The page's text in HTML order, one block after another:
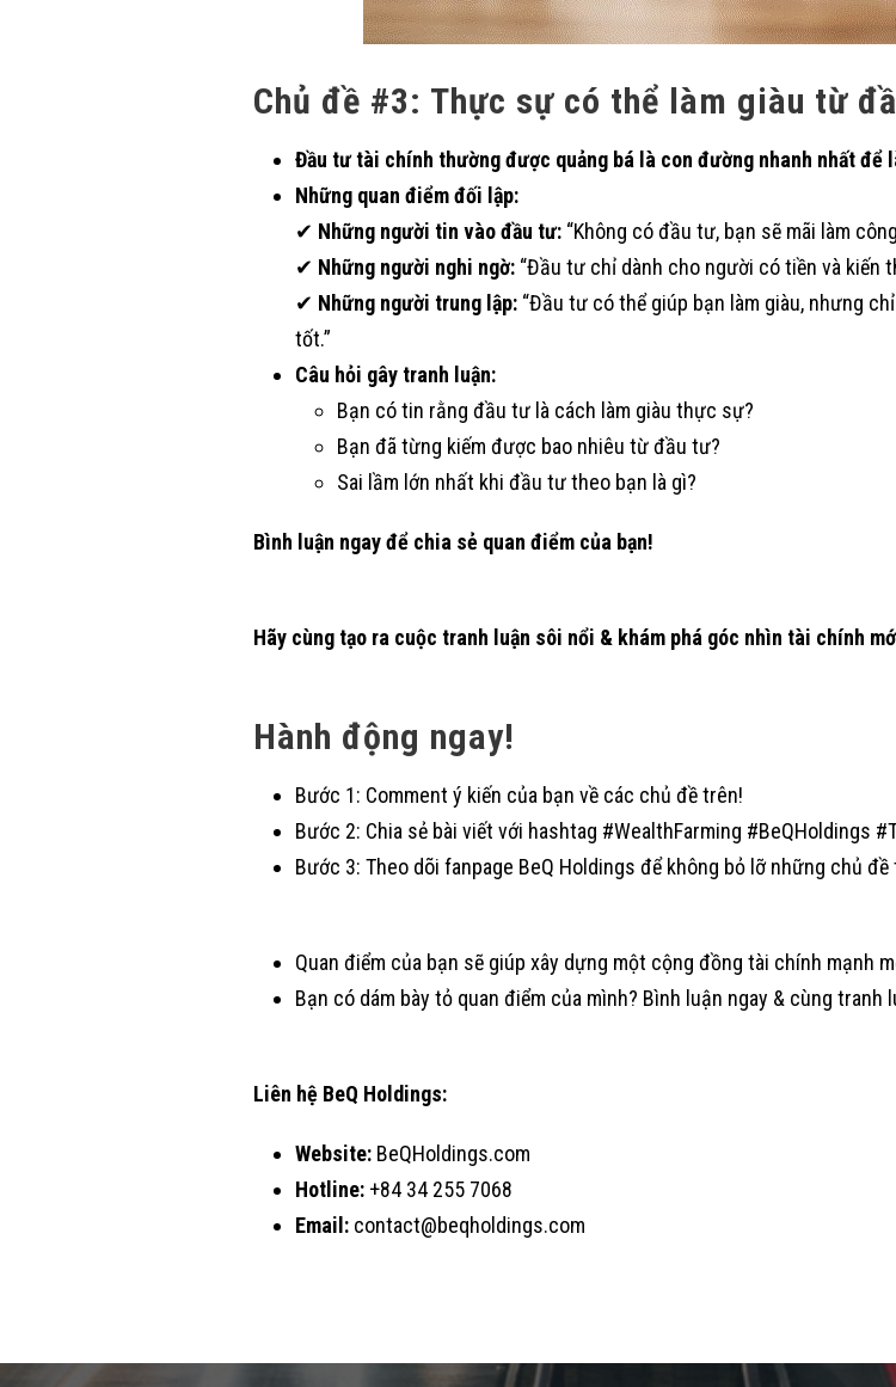
Chủ đề #3: Thực sự có thể làm giàu từ
Đầu tư tài chính thường được quảng bá là con đường nhanh nhất
Những quan điểm đối lập:
✔ Những người tin vào đầu tư: “Không có đầu tư, bạn sẽ mãi làm
✔ Những người nghi ngờ: “Đầu tư chỉ dành cho người có tiền và kiến
✔ Những người trung lập: “Đầu tư có thể giúp bạn làm giàu, nhưng
tốt.”
Câu hỏi gây tranh luận:
Bạn có tin rằng đầu tư là cách làm giàu thực sự?
Bạn đã từng kiếm được bao nhiêu từ đầu tư?
Sai lầm lớn nhất khi đầu tư theo bạn là gì?
Bình luận ngay để chia sẻ quan điểm của bạn!
Hãy cùng tạo ra cuộc tranh luận sôi nổi & khám phá góc nhìn tài chính
Hành động ngay!
Bước 1: Comment ý kiến của bạn về các chủ đề trên!
Bước 2: Chia sẻ bài viết với hashtag #WealthFarming #BeQHoldings
Bước 3: Theo dõi fanpage BeQ Holdings để không bỏ lỡ những chủ
Quan điểm của bạn sẽ giúp xây dựng một cộng đồng tài chính mạnh
Bạn có dám bày tỏ quan điểm của mình? Bình luận ngay & cùng tranh
Liên hệ BeQ Holdings:
Website: BeQHoldings.com
Hotline: +84 34 255 7068
Email: contact@beqholdings.com